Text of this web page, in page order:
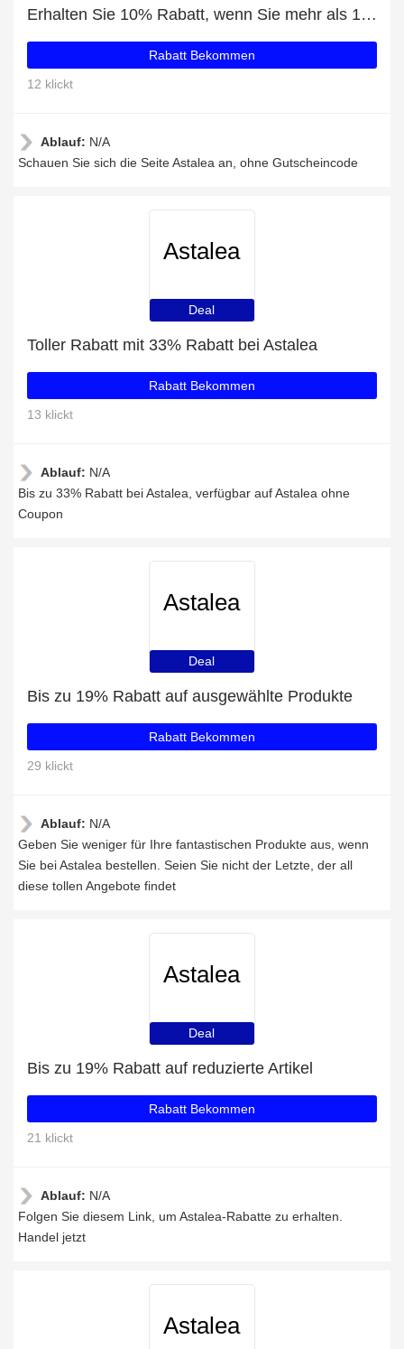
Erhalten Sie 10% Rabatt, wenn Sie mehr als 100€ ausgeben
Rabatt Bekommen
12 klickt
Ablauf: N/A
Schauen Sie sich die Seite Astalea an, ohne Gutscheincode
Astalea
Deal
Toller Rabatt mit 33% Rabatt bei Astalea
Rabatt Bekommen
13 klickt
Ablauf: N/A
Bis zu 33% Rabatt bei Astalea, verfügbar auf Astalea ohne
Coupon
Astalea
Deal
Bis zu 19% Rabatt auf ausgewählte Produkte
Rabatt Bekommen
29 klickt
Ablauf: N/A
Geben Sie weniger für Ihre fantastischen Produkte aus, wenn
Sie bei Astalea bestellen. Seien Sie nicht der Letzte, der all
diese tollen Angebote findet
Astalea
Deal
Bis zu 19% Rabatt auf reduzierte Artikel
Rabatt Bekommen
21 klickt
Ablauf: N/A
Folgen Sie diesem Link, um Astalea-Rabatte zu erhalten.
Handel jetzt
Astalea